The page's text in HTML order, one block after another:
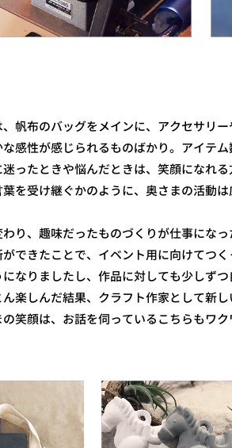
帆布のバッグをメインに、アクセサリ
感性が感じられるものばかり。アイテ
ったときや悩んだときは、笑顔になれ
を受け継ぐかのように、奥さまの活動
わり、趣味だったものづくりが仕事にな
できたことで、イベント用に向けてつ
なりましたし、作品に対しても少しず
楽しんだ結果、クラフト作家として新
笑顔は、お話を伺っているこちらもワク